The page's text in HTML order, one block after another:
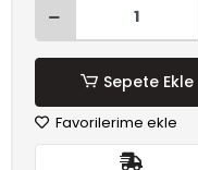
Sepete Ekle
Favorilerime ekle